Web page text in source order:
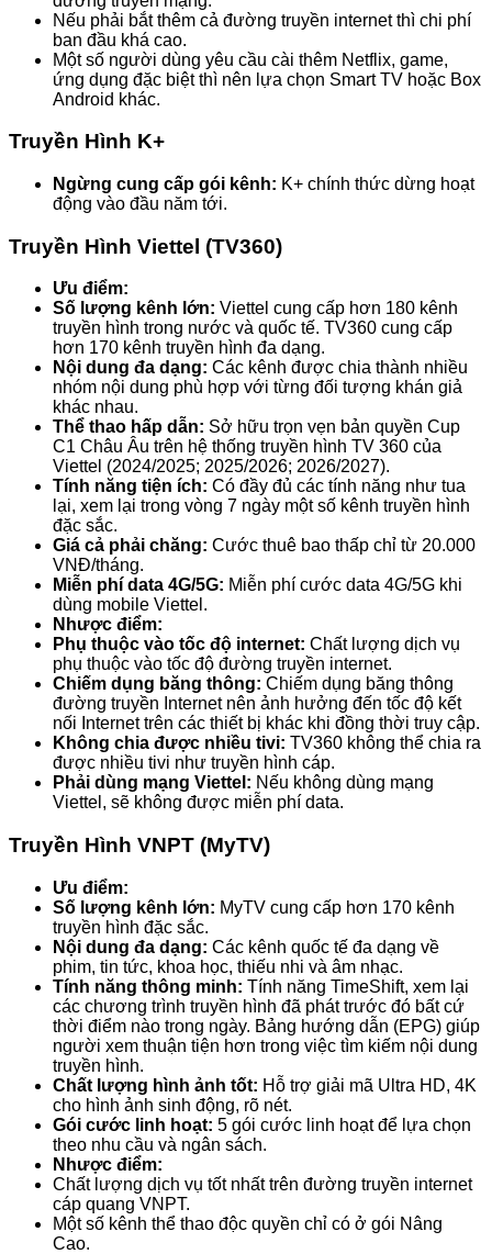
Nếu phải bắt thêm cả đường truyền internet thì chi phí
ban đầu khá cao.
Một số người dùng yêu cầu cài thêm Netflix, game,
ứng dụng đặc biệt thì nên lựa chọn Smart TV hoặc Box
Android khác.
Truyền Hình K+
Ngừng cung cấp gói kênh: K+ chính thức dừng hoạt
động vào đầu năm tới.
Truyền Hình Viettel (TV360)
Ưu điểm:
Số lượng kênh lớn: Viettel cung cấp hơn 180 kênh
truyền hình trong nước và quốc tế. TV360 cung cấp
hơn 170 kênh truyền hình đa dạng.
Nội dung đa dạng: Các kênh được chia thành nhiều
nhóm nội dung phù hợp với từng đối tượng khán giả
khác nhau.
Thể thao hấp dẫn: Sở hữu trọn vẹn bản quyền Cup
C1 Châu Âu trên hệ thống truyền hình TV 360 của
Viettel (2024/2025; 2025/2026; 2026/2027).
Tính năng tiện ích: Có đầy đủ các tính năng như tua
lại, xem lại trong vòng 7 ngày một số kênh truyền hình
đặc sắc.
Giá cả phải chăng: Cước thuê bao thấp chỉ từ 20.000
VNĐ/tháng.
Miễn phí data 4G/5G: Miễn phí cước data 4G/5G khi
dùng mobile Viettel.
Nhược điểm:
Phụ thuộc vào tốc độ internet: Chất lượng dịch vụ
phụ thuộc vào tốc độ đường truyền internet.
Chiếm dụng băng thông: Chiếm dụng băng thông
đường truyền Internet nên ảnh hưởng đến tốc độ kết
nối Internet trên các thiết bị khác khi đồng thời truy cập.
Không chia được nhiều tivi: TV360 không thể chia ra
được nhiều tivi như truyền hình cáp.
Phải dùng mạng Viettel: Nếu không dùng mạng
Viettel, sẽ không được miễn phí data.
Truyền Hình VNPT (MyTV)
Ưu điểm:
Số lượng kênh lớn: MyTV cung cấp hơn 170 kênh
truyền hình đặc sắc.
Nội dung đa dạng: Các kênh quốc tế đa dạng về
phim, tin tức, khoa học, thiếu nhi và âm nhạc.
Tính năng thông minh: Tính năng TimeShift, xem lại
các chương trình truyền hình đã phát trước đó bất cứ
thời điểm nào trong ngày. Bảng hướng dẫn (EPG) giúp
người xem thuận tiện hơn trong việc tìm kiếm nội dung
truyền hình.
Chất lượng hình ảnh tốt: Hỗ trợ giải mã Ultra HD, 4K
cho hình ảnh sinh động, rõ nét.
Gói cước linh hoạt: 5 gói cước linh hoạt để lựa chọn
theo nhu cầu và ngân sách.
Nhược điểm:
Chất lượng dịch vụ tốt nhất trên đường truyền internet
cáp quang VNPT.
Một số kênh thể thao độc quyền chỉ có ở gói Nâng
Cao.